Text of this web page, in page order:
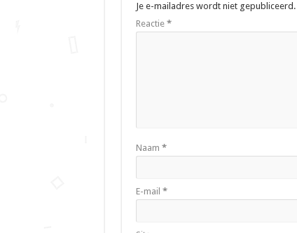
Je e-mailadres wordt niet gepubliceerd.
Reactie *
Naam *
E-mail *